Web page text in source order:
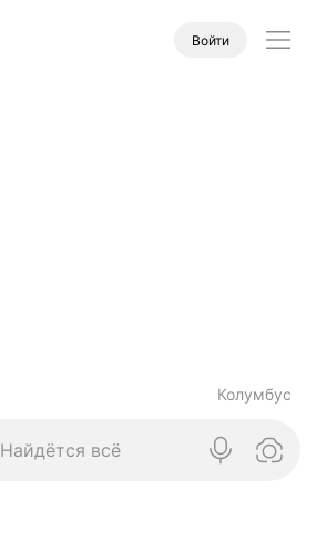
Войти
Колумбус
Найдётся всё